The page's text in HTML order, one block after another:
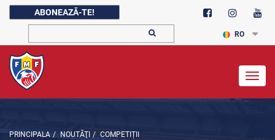
ABONEAZĂ-TE!
RO
PRINCIPALA / NOUTĂŢI / COMPETIȚII